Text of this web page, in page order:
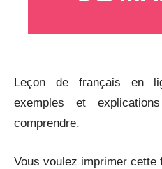
Leçon de français en
exemples et
comprendre.
Vous voulez imprimer